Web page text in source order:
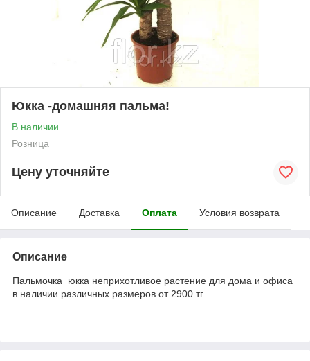
Юкка -домашняя пальма!
В наличии
Розница
Цену уточняйте
Описание Доставка Оплата Условия возврата
Описание
Пальмочка юкка неприхотливое растение для дома и офиса
в наличии различных размеров от 2900 тг.